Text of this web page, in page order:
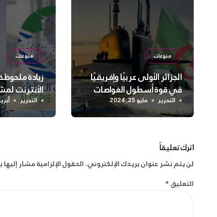
منوعات
الجزائر الأولى عربيًا وإفريقيًا
في قوة أسطول الغواصات
التحرير مايو 25, 2024
منوعات
زيادة
الأنترنت
عرض 300
التحرير أبريل
اترك تعليقاً
لن يتم نشر عنوان بريدك الإلكتروني.الحقول الإلزامية مشار إليها
التعليق*